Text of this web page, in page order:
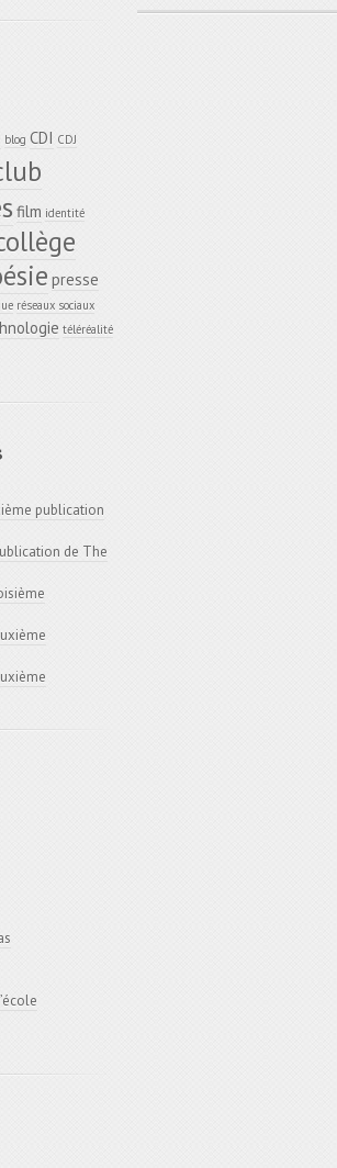
blog CDI CDJ
film identité
presse
réseaux sociaux
téléréalité
publication
de The